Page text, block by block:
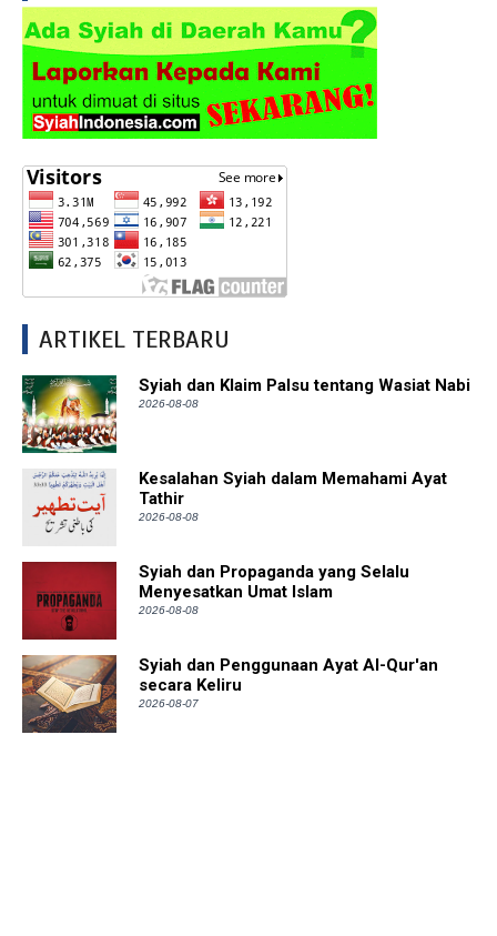
ARTIKEL TERBARU
Syiah dan Klaim Palsu tentang Wasiat Nabi
2026-08-08
Kesalahan Syiah dalam Memahami Ayat
Tathir
2026-08-08
Syiah dan Propaganda yang Selalu
Menyesatkan Umat Islam
2026-08-08
Syiah dan Penggunaan Ayat Al-Qur'an
secara Keliru
2026-08-07